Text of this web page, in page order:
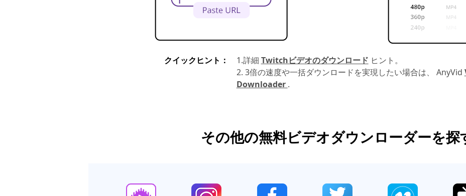
クイックヒント： 1.詳細 Twitchビデオのダウンロード ヒント。
2. 3倍の速度や一括ダウンロードを実現したい場合は、 AnyVid
Downloader .
その他の無料ビデオダウンローダーを探